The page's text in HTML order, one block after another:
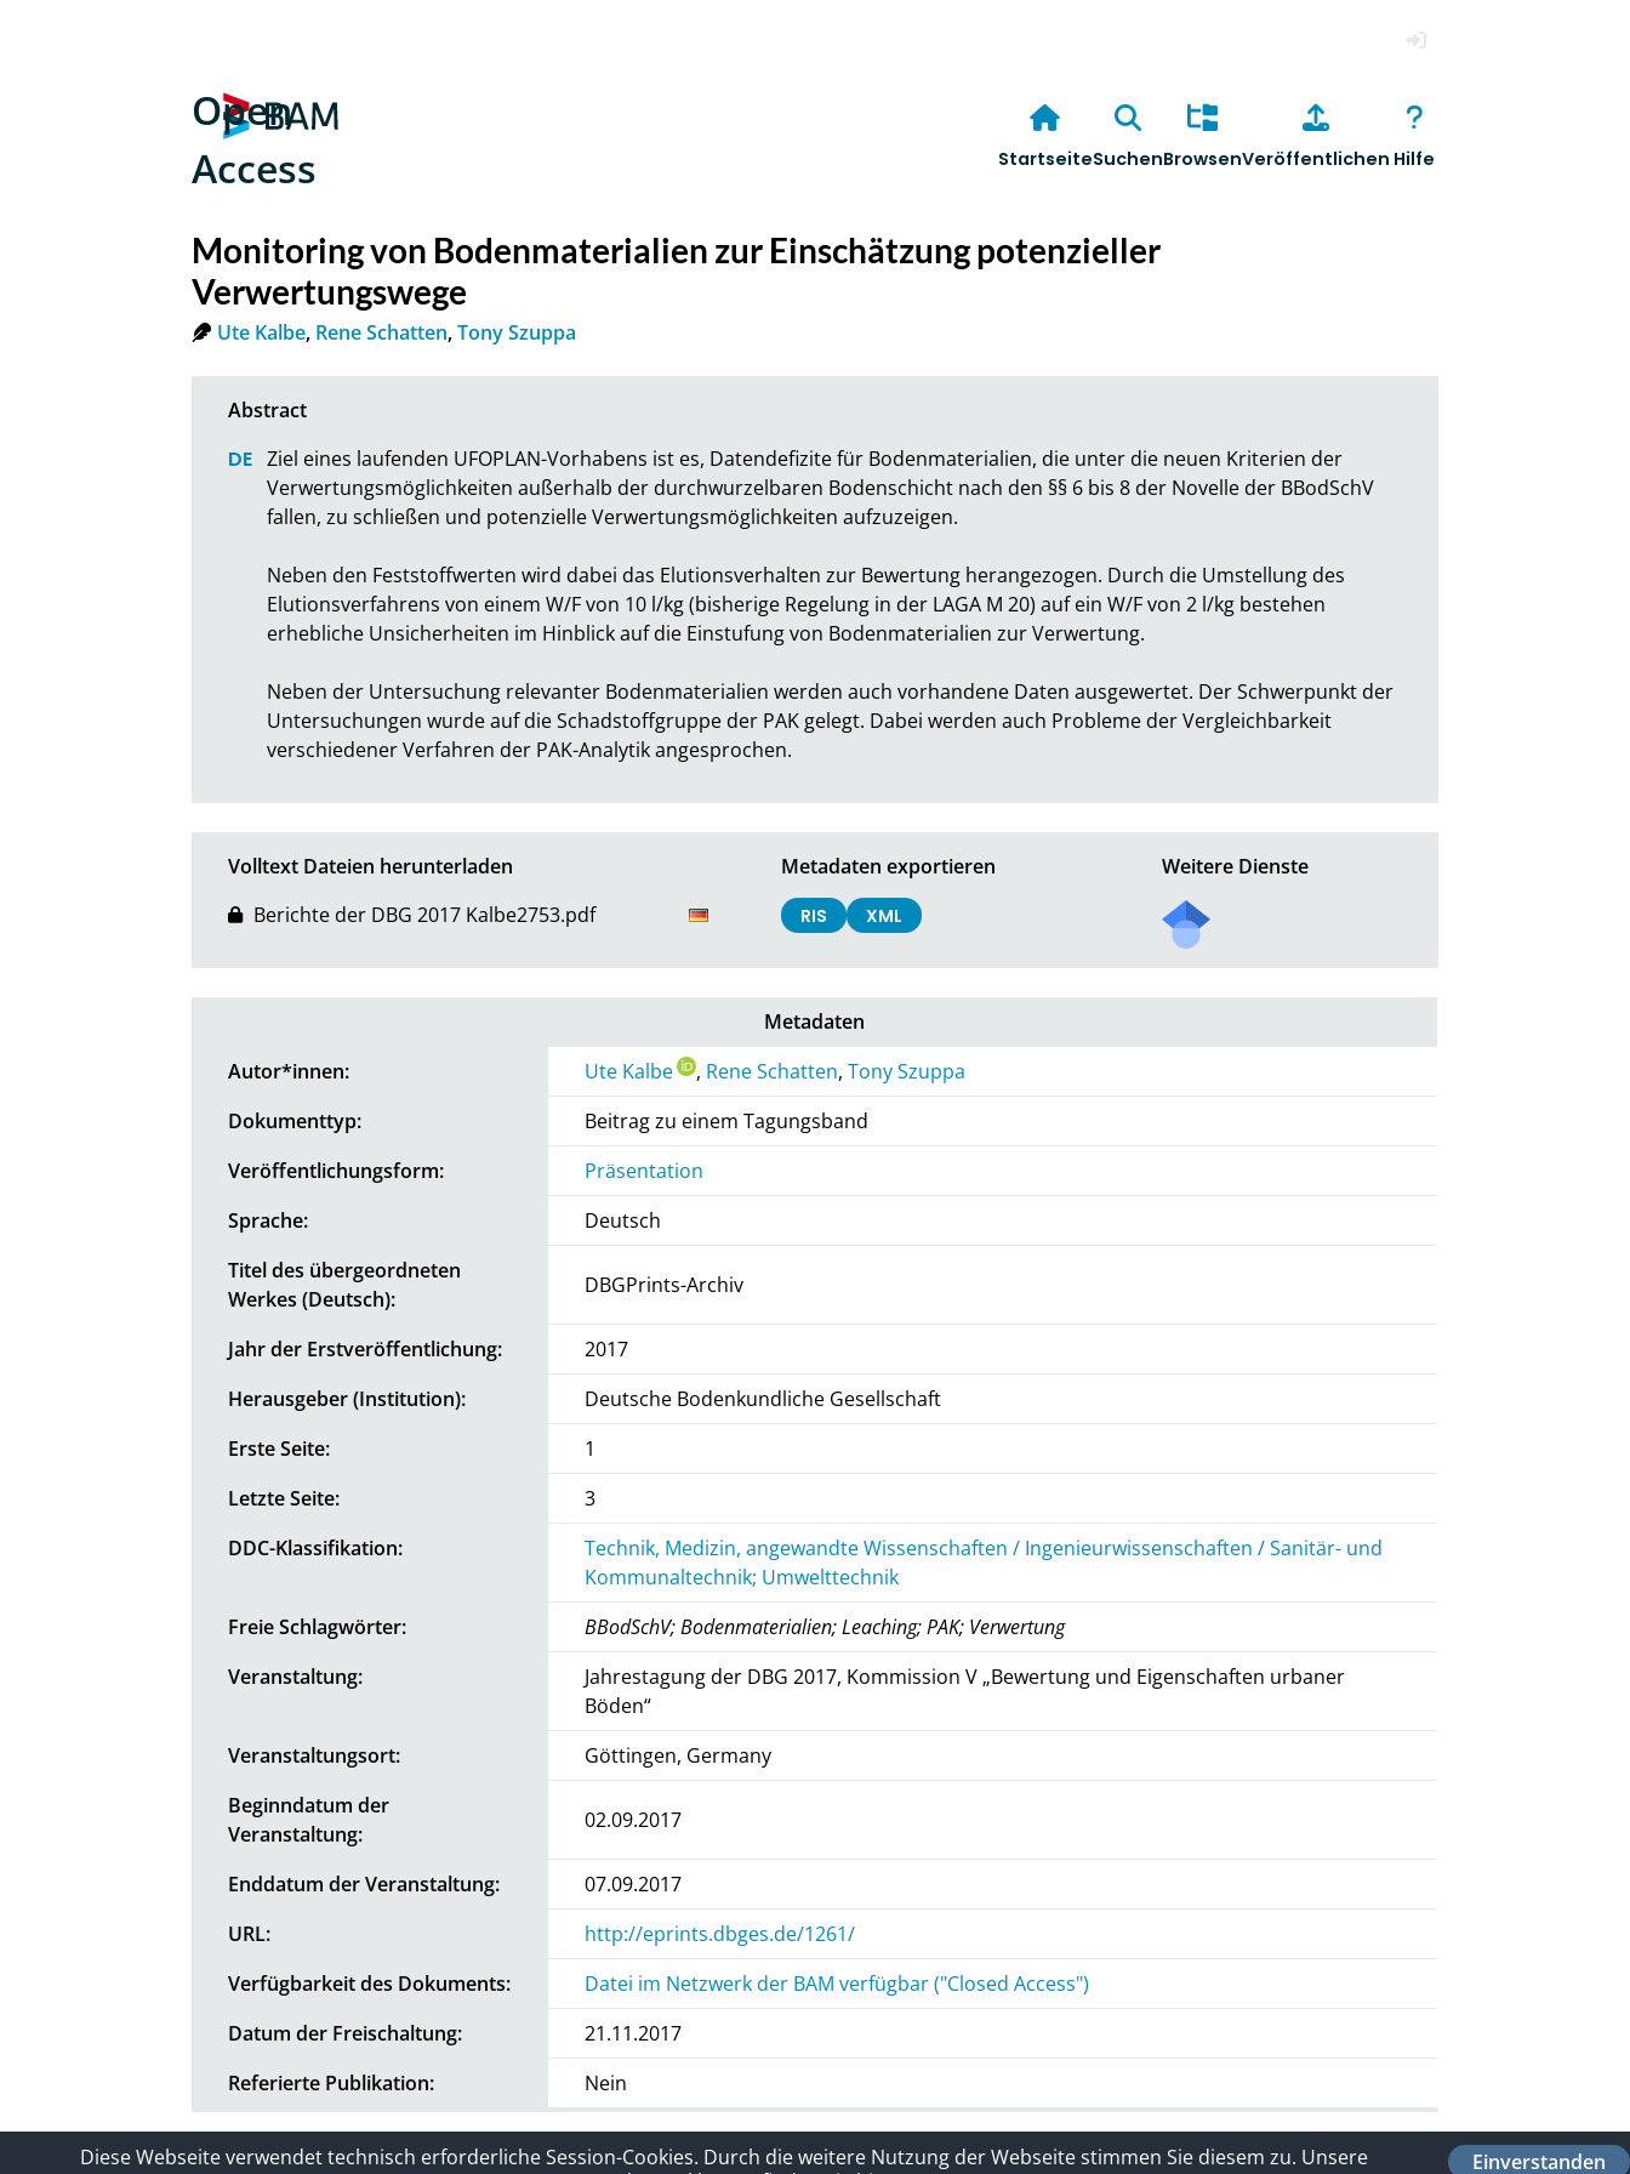
Open
Access
StartseiteSuchenBrowsenVeröffentlichen Hilfe
Monitoring von Bodenmaterialien zur Einschätzung potenzieller
Verwertungswege
Ute Kalbe, Rene Schatten,Tony Szuppa
Ziel eines laufenden UFOPLAN-Vorhabens ist es, Datendefizite für Bodenmaterialien, die unter die neuen Kriterien der
Verwertungsmöglichkeiten außerhalb der durchwurzelbaren Bodenschicht nach den §§ 6 bis 8 der Novelle der BBodSchV
fallen, zu schließen und potenzielle Verwertungsmöglichkeiten aufzuzeigen.
Neben den Feststoffwerten wird dabei das Elutionsverhalten zur Bewertung herangezogen. Durch die Umstellung des
Elutionsverfahrens von einem W/F von 10 l/kg (bisherige Regelung in der LAGA M 20) auf ein W/F von 2 l/kg bestehen
erhebliche Unsicherheiten im Hinblick auf die Einstufung von Bodenmaterialien zur Verwertung.
Neben der Untersuchung relevanter Bodenmaterialien werden auch vorhandene Daten ausgewertet. Der Schwerpunkt der
Untersuchungen wurde auf die Schadstoffgruppe der PAK gelegt. Dabei werden auch Probleme der Vergleichbarkeit
verschiedener Verfahren der PAK-Analytik angesprochen.
Volltext Dateien herunterladen
Berichte der DBG 2017 Kalbe2753.pdf
Metadaten exportieren
RIS XML
Weitere Dienste
Metadaten
Autor*innen:
Ute Kalbe , Rene Schatten,Tony Szuppa
Dokumenttyp:
Beitrag zu einem Tagungsband
Veröffentlichungsform:
Präsentation
Sprache:
Deutsch
Titel des übergeordneten
Werkes (Deutsch):
DBGPrints-Archiv
Jahr der Erstveröffentlichung:
2017
Herausgeber (Institution):
Deutsche Bodenkundliche Gesellschaft
Erste Seite:
1
Letzte Seite:
3
DDC-Klassifikation:
Technik, Medizin, angewandte Wissenschaften / Ingenieurwissenschaften / Sanitär- und
Kommunaltechnik; Umwelttechnik
Freie Schlagwörter:
BBodSchV; Bodenmaterialien; Leaching; PAK; Verwertung
Veranstaltung:
Jahrestagung der DBG 2017, Kommission V „Bewertung und Eigenschaften urbaner
Böden“
Veranstaltungsort:
Göttingen, Germany
Beginndatum der
Veranstaltung:
02.09.2017
Enddatum der Veranstaltung:
07.09.2017
URL:
http://eprints.dbges.de/1261/
Verfügbarkeit des Dokuments:
Datei im Netzwerk der BAM verfügbar ("Closed Access")
Datum der Freischaltung:
21.11.2017
Referierte Publikation:
Nein
Kontakt Impressum / Datenschutzerklärung Sitelinks Einverstanden
Diese Webseite verwendet technisch erforderliche Session-Cookies. Durch die weitere Nutzung der Webseite stimmen Sie diesem zu. Unsere